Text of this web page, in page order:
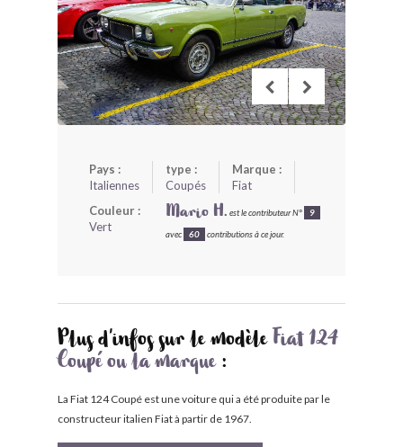
COMMENT FONCTIONNE BLV ?
Pays :
Italiennes
type :
Coupés
Marque :
Fiat
Couleur :
Vert
Mario H. est le contributeur N° 9
avec 60 contributions à ce jour.
Plus d'infos sur le modèle Fiat 124
Coupé ou la marque:
La Fiat 124 Coupé est une voiture qui a été produite par le
constructeur italien Fiat à partir de 1967.